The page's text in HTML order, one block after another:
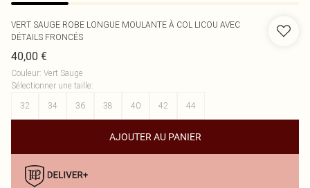
VERT SAUGE ROBE LONGUE MOULANTE À COL LICOU AVEC
DÉTAILS FRONCÉS
40,00 €
Couleur: Vert Sauge
Sélectionner une taille:
32
34 36 38 40 42 44
AJOUTER AU PANIER